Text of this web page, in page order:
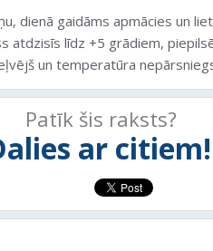
dienā gaidāms apmācies un
atdzisīs līdz +5 grādiem,
un temperatūra
Patīk šis raksts?
ar citiem!